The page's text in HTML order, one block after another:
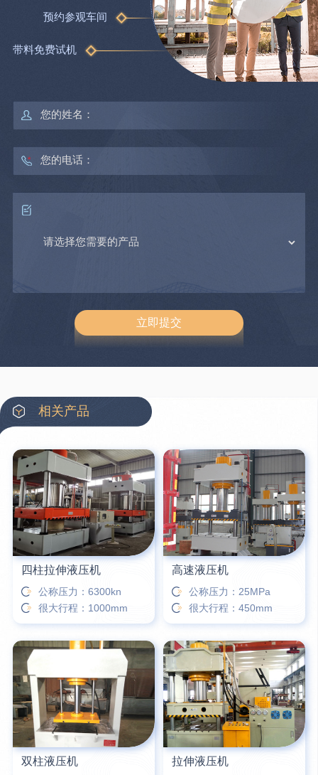
预约参观车间
带料免费试机
相关产品
四柱拉伸液压机
公称压力：6300kn
很大行程：1000mm
高速液压机
公称压力：25MPa
很大行程：450mm
双柱液压机 拉伸液压机